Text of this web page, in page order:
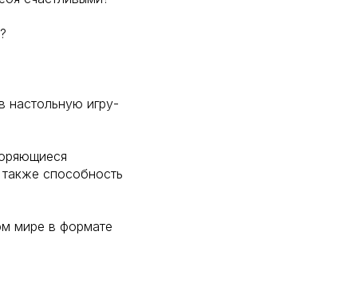
настольную игру-
способность
мире в формате